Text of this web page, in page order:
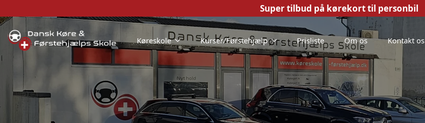
Super tilbud på kørekort til personbil
Køreskole Kurser/Førstehjælp Prisliste Om os Kontakt os